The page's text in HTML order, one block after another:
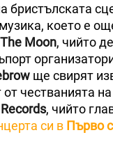
бристълската
което е
Moon, чийто
ще свирят
от честванията
, чийто
си в Първо